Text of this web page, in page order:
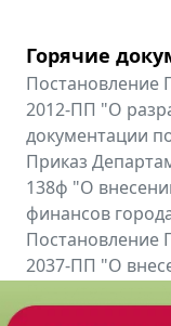
Горячие
Постановление
2012-ПП "О
документации
Приказ
138ф "О
финансов
Постановление
2037-ПП "О
Все региональные